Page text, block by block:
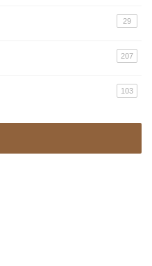
29
207
103